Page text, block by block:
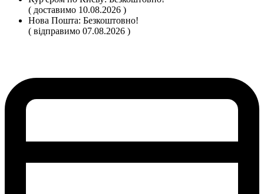
( доставимо 10.08.2026 )
Нова Пошта: Безкоштовно!
( відправимо 07.08.2026 )